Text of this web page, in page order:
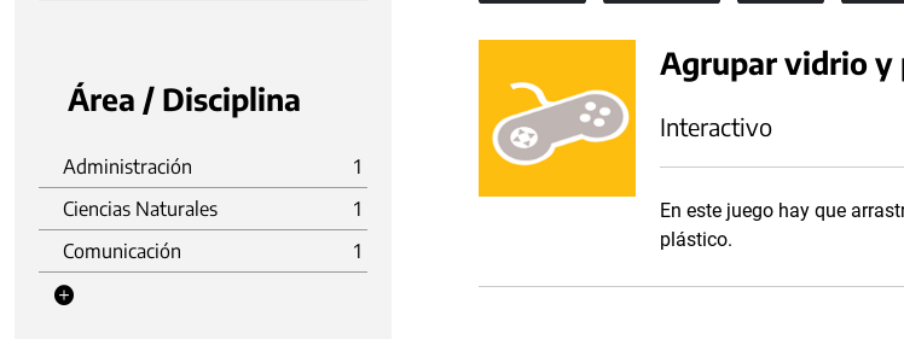
Área / Disciplina
Administración
1
Ciencias Naturales
1
Comunicación
1
Agrupar vidrio y
Interactivo
En este juego hay que
plástico.